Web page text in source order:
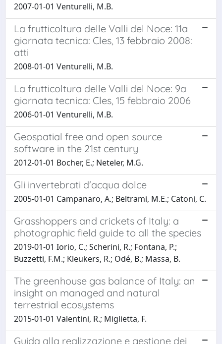
2007-01-01 Venturelli, M.B.
La frutticoltura delle Valli del Noce: 11a
giornata tecnica: Cles, 13 febbraio 2008:
atti
2008-01-01 Venturelli, M.B.
La frutticoltura delle Valli del Noce: 9a
giornata tecnica: Cles, 15 febbraio 2006
2006-01-01 Venturelli, M.B.
Geospatial free and open source
software in the 21st century
2012-01-01 Bocher, E.; Neteler, M.G.
Gli invertebrati d'acqua dolce
2005-01-01 Campanaro, A.; Beltrami, M.E.; Catoni, C.
Grasshoppers and crickets of Italy: a
photographic field guide to all the species
2019-01-01 Iorio, C.; Scherini, R.; Fontana, P.;
Buzzetti, F.M.; Kleukers, R.; Odé, B.; Massa, B.
The greenhouse gas balance of Italy: an
insight on managed and natural
terrestrial ecosystems
2015-01-01 Valentini, R.; Miglietta, F.
Guida alla realizzazione e gestione dei